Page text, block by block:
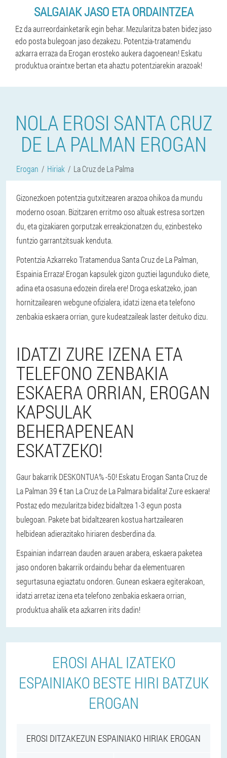
SALGAIAK JASO ETA ORDAINTZEA
Ez da aurreordainketarik egin behar. Mezularitza baten bidez jaso
edo posta bulegoan jaso dezakezu. Potentzia-tratamendu
azkarra erraza da Erogan erosteko aukera dagoenean! Eskatu
produktua oraintxe bertan eta ahaztu potentziarekin arazoak!
NOLA EROSI SANTA CRUZ
DE LA PALMAN EROGAN
Erogan Hiriak La Cruz de La Palma
Gizonezkoen potentzia gutxitzearen arazoa ohikoa da mundu
moderno osoan. Bizitzaren erritmo oso altuak estresa sortzen
du, eta gizakiaren gorputzak erreakzionatzen du, ezinbesteko
funtzio garrantzitsuak kenduta.
Potentzia Azkarreko Tratamendua Santa Cruz de La Palman,
Espainia Erraza! Erogan kapsulek gizon guztiei lagunduko diete,
adina eta osasuna edozein direla ere! Droga eskatzeko, joan
hornitzailearen webgune ofizialera, idatzi izena eta telefono
zenbakia eskaera orrian, gure kudeatzaileak laster deituko dizu.
IDATZI ZURE IZENA ETA
TELEFONO ZENBAKIA
ESKAERA ORRIAN, EROGAN
KAPSULAK
BEHERAPENEAN
ESKATZEKO!
Gaur bakarrik DESKONTUA% -50! Eskatu Erogan Santa Cruz de
La Palman 39 € tan La Cruz de La Palmara bidalita! Zure eskaera!
Postaz edo mezularitza bidez bidaltzea 1-3 egun posta
bulegoan. Pakete bat bidaltzearen kostua hartzailearen
helbidean adierazitako hiriaren desberdina da.
Espainian indarrean dauden arauen arabera, eskaera paketea
jaso ondoren bakarrik ordaindu behar da elementuaren
segurtasuna egiaztatu ondoren. Gunean eskaera egiterakoan,
idatzi arretaz izena eta telefono zenbakia eskaera orrian,
produktua ahalik eta azkarren irits dadin!
EROSI AHAL IZATEKO
ESPAINIAKO BESTE HIRI BATZUK
EROGAN
EROSI DITZAKEZUN ESPAINIAKO HIRIAK EROGAN